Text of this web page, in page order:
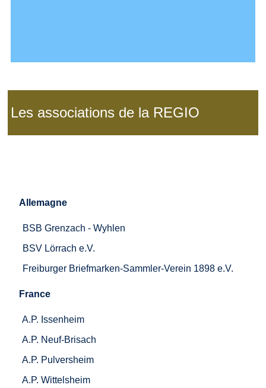
Les associations de la REGIO
Allemagne
BSB Grenzach - Wyhlen
BSV Lörrach e.V.
Freiburger Briefmarken-Sammler-Verein 1898 e.V.
France
A.P. Issenheim
A.P. Neuf-Brisach
A.P. Pulversheim
A.P. Wittelsheim